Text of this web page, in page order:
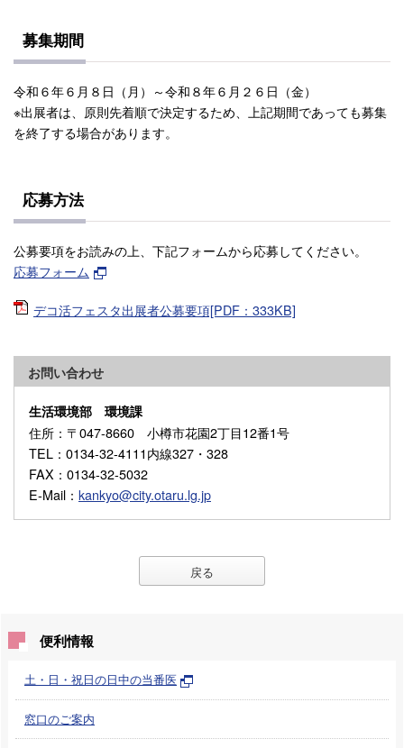
募集期間
令和６年６月８日（月）～令和８年６月２６日（金）
※出展者は、原則先着順で決定するため、上記期間であっても募集
を終了する場合があります。
応募方法
公募要項をお読みの上、下記フォームから応募してください。
応募フォーム
デコ活フェスタ出展者公募要項[PDF：333KB]
お問い合わせ
生活環境部 環境課
住所 ：〒047-8660 小樽市花園2丁目12番1号
TEL ：0134-32-4111内線327・328
FAX ：0134-32-5032
E-Mail ： kankyo@city.otaru.lg.jp
戻る
便利情報
土・日・祝日の日中の当番医
窓口のご案内